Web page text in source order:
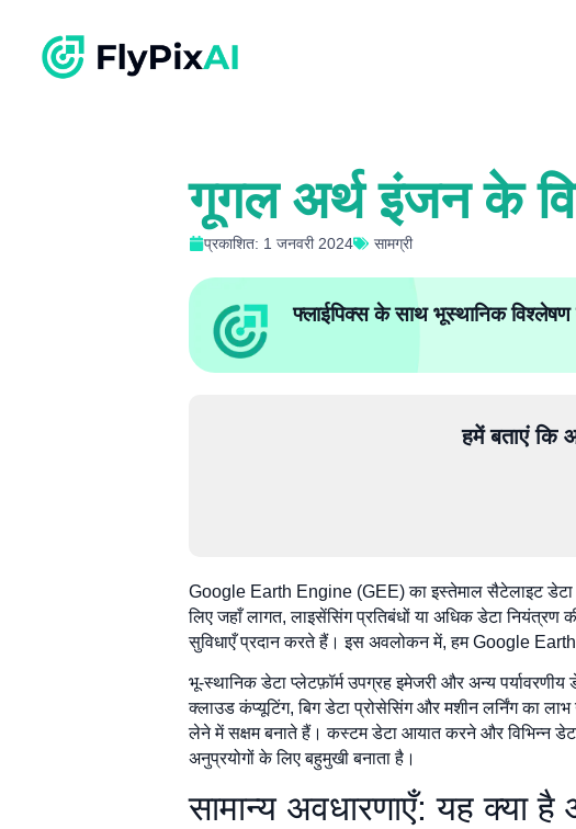
गूगल अर्थ इंजन के
प्रकाशित: 1 जनवरी 2024 सामग्री
फ्लाईपिक्स के साथ भूस्थानिक
हमें बताएं कि
Google Earth Engine (GEE) का इस्तेमाल सैटेलाइट डेटा
लिए जहाँ लागत, लाइसेंसिंग प्रतिबंधों या अधिक डेटा
सुविधाएँ प्रदान करते हैं। इस अवलोकन में, हम Google Earth
भू-स्थानिक डेटा प्लेटफ़ॉर्म उपग्रह इमेजरी और अन्य
क्लाउड कंप्यूटिंग, बिग डेटा प्रोसेसिंग और मशीन लर्निंग का
लेने में सक्षम बनाते हैं। कस्टम डेटा आयात करने और विभिन्न
अनुप्रयोगों के लिए बहुमुखी बनाता है।
सामान्य अवधारणाएँ: यह क्या